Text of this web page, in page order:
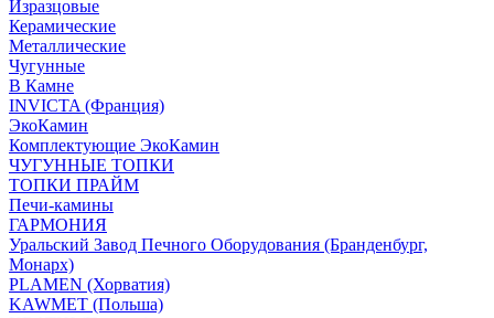
Изразцовые
Керамические
Металлические
Чугунные
В Камне
INVICTA (Франция)
ЭкоКамин
Комплектующие ЭкоКамин
ЧУГУННЫЕ ТОПКИ
ТОПКИ ПРАЙМ
Печи-камины
ГАРМОНИЯ
Уральский Завод Печного Оборудования (Бранденбург,
Монарх)
PLAMEN (Хорватия)
KAWMET (Польша)